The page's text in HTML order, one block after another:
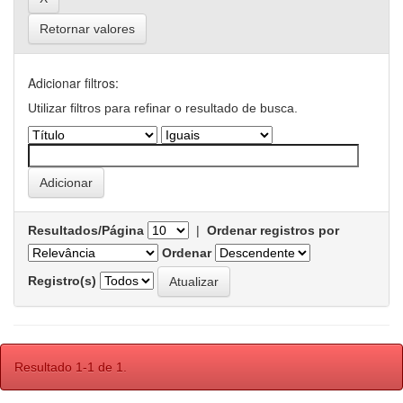
Retornar valores
Adicionar filtros:
Utilizar filtros para refinar o resultado de busca.
Resultados/Página | Ordenar registros por
Ordenar
Registro(s)
Resultado 1-1 de 1.